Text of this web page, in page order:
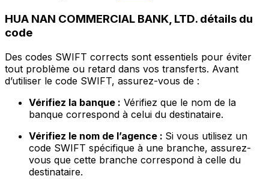
HUA NAN COMMERCIAL BANK, LTD. détails du
code
Des codes SWIFT corrects sont essentiels pour éviter
tout problème ou retard dans vos transferts. Avant
d’utiliser le code SWIFT, assurez-vous de :
Vérifiez la banque : Vérifiez que le nom de la
banque correspond à celui du destinataire.
Vérifiez le nom de l’agence : Si vous utilisez un
code SWIFT spécifique à une branche, assurez-
vous que cette branche correspond à celle du
destinataire.